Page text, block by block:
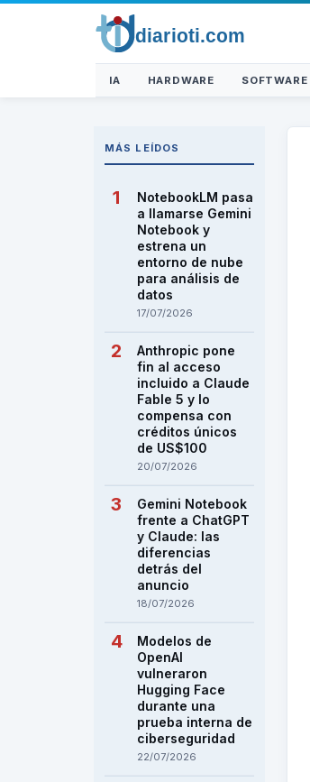
IA HARDWARE SOFTWARE
MÁS LEÍDOS
NotebookLM pasa
a llamarse Gemini
Notebook y
estrena un
entorno de nube
para análisis de
datos
17/07/2026
Anthropic pone
fin al acceso
incluido a Claude
Fable 5 y lo
compensa con
créditos únicos
de US$100
20/07/2026
Gemini Notebook
frente a ChatGPT
y Claude: las
diferencias
detrás del
anuncio
18/07/2026
Modelos de
OpenAI
vulneraron
Hugging Face
durante una
prueba interna de
ciberseguridad
22/07/2026